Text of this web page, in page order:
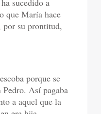
sucedido a
que María hace
por su prontitud,
porque se
Pedro. Así pagaba
a aquel que la